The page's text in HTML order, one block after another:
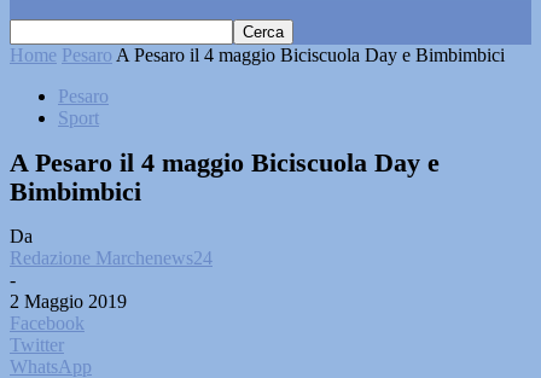
Home Pesaro A Pesaro il 4 maggio Biciscuola Day e Bimbimbici
Pesaro
Sport
A Pesaro il 4 maggio Biciscuola Day e
Bimbimbici
Da
Redazione Marchenews24
-
2 Maggio 2019
Facebook
Twitter
WhatsApp